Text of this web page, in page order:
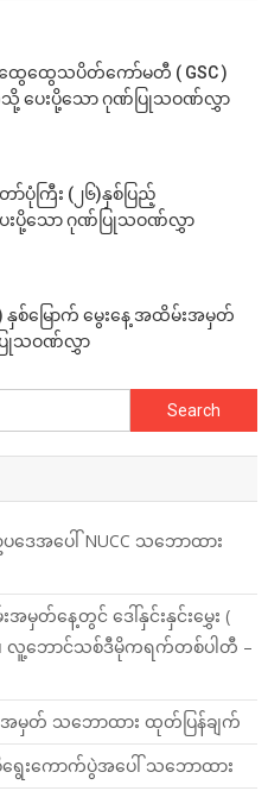
ေထွေသပိတ်ကော်မတီ ( GSC )
သို့ ပေးပို့သော ဂုဏ်ပြုသဝဏ်လွှာ
ကြီး (၂၆)နှစ်ပြည့်
ေးပို့သော ဂုဏ်ပြုသဝဏ်လွှာ
စ်မြောက် မွေးနေ့ အထိမ်းအမှတ်
ပြုသဝဏ်လွှာ
Search
for:
ပဒေအပေါ် NUCC သဘောထား
မှတ်နေ့တွင် ဒေါ်နှင်းနှင်းမွှေး (
လူ့ဘောင်သစ်ဒီမိုကရက်တစ်ပါတီ –
အမှတ် သဘောထား ထုတ်ပြန်ချက်
ေးကောက်ပွဲအပေါ် သဘောထား